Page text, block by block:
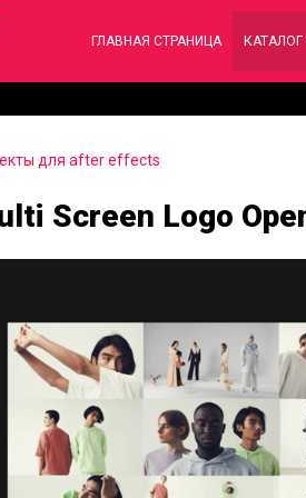
ГЛАВНАЯ СТРАНИЦА
для after effects
Screen Logo